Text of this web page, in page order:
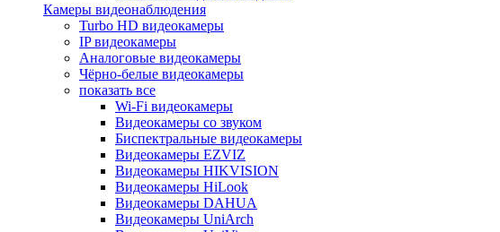
Камеры видеонаблюдения
Turbo HD видеокамеры
IP видеокамеры
Аналоговые видеокамеры
Чёрно-белые видеокамеры
показать все
Wi-Fi видеокамеры
Видеокамеры со звуком
Биспектральные видеокамеры
Видеокамеры EZVIZ
Видеокамеры HIKVISION
Видеокамеры HiLook
Видеокамеры DAHUA
Видеокамеры UniArch